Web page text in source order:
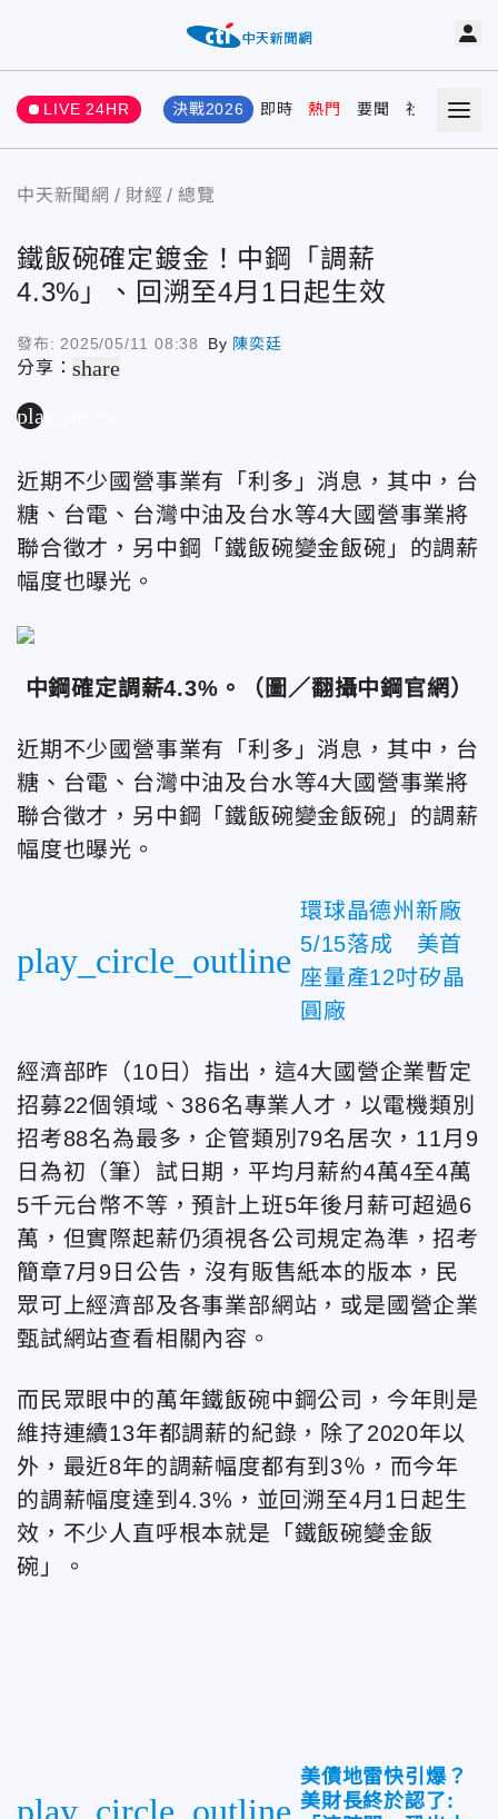
LIVE 24HR 決戰2026 即時 熱門 要聞 社會 娛樂
中天新聞網 財經 總覽
鐵飯碗確定鍍金！中鋼「調薪
4.3%」、回溯至4月1日起生效
發布: 2025/05/11 08:38 By 陳奕廷
分享：share
play_arrow
近期不少國營事業有「利多」消息，其中，台
糖、台電、台灣中油及台水等4大國營事業將
聯合徵才，另中鋼「鐵飯碗變金飯碗」的調薪
幅度也曝光。
中鋼確定調薪4.3%。 （圖／翻攝中鋼官網）
近期不少國營事業有「利多」消息，其中，台
糖、台電、台灣中油及台水等4大國營事業將
聯合徵才，另中鋼「鐵飯碗變金飯碗」的調薪
幅度也曝光。
play_circle_outline
環球晶德州新廠
5/15落成 美首
座量產12吋矽晶
圓廠
經濟部昨（10日）指出，這4大國營企業暫定
招募22個領域、386名專業人才，以電機類別
招考88名為最多，企管類別79名居次，11月9
日為初（筆）試日期，平均月薪約4萬4至4萬
5千元台幣不等，預計上班5年後月薪可超過6
萬，但實際起薪仍須視各公司規定為準，招考
簡章7月9日公告，沒有販售紙本的版本，民
眾可上經濟部及各事業部網站，或是國營企業
甄試網站查看相關內容。
而民眾眼中的萬年鐵飯碗中鋼公司，今年則是
維持連續13年都調薪的紀錄，除了2020年以
外，最近8年的調薪幅度都有到3％，而今年
的調薪幅度達到4.3%，並回溯至4月1日起生
效，不少人直呼根本就是「鐵飯碗變金飯
碗」。
美債地雷快引爆？
美財長終於認了: